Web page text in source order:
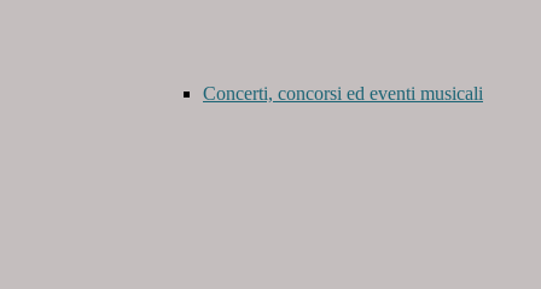
Concerti, concorsi ed eventi musicali